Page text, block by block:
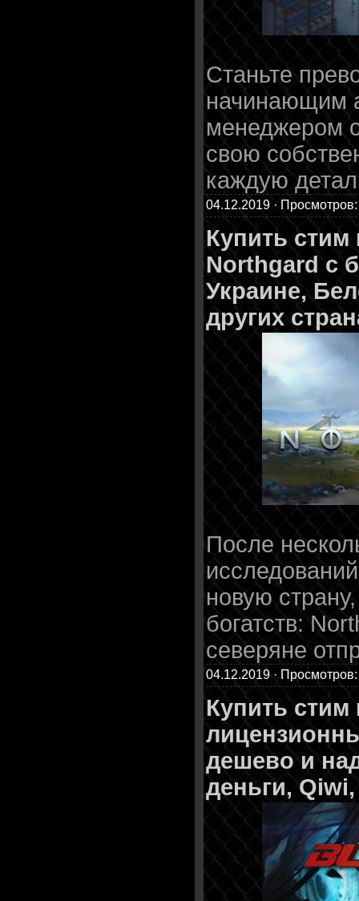
Станьте
начинающим
менеджером
свою
каждую
04.12.2019 ·
Купить стим
Northgard с
Украине,
других
После
новую
богатств:
северяне
04.12.2019 ·
Купить стим
дешево и
деньги,